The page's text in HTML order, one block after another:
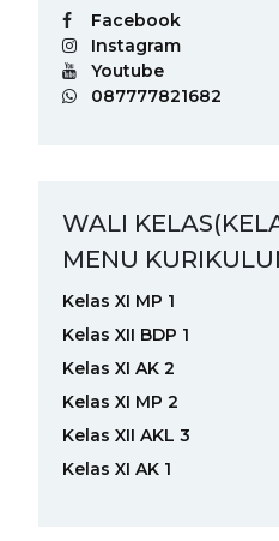
Facebook
Instagram
Youtube
087777821682
WALI
MENU
Kelas XI MP 1
Kelas XII BDP 1
Kelas XI AK 2
Kelas XI MP 2
Kelas XII AKL 3
Kelas XI AK 1